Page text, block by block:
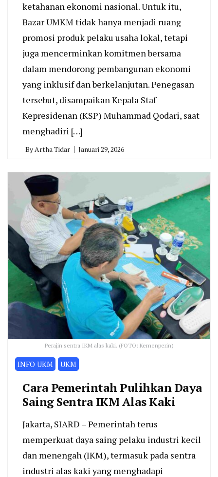
ketahanan ekonomi nasional. Untuk itu,
Bazar UMKM tidak hanya menjadi ruang
promosi produk pelaku usaha lokal, tetapi
juga mencerminkan komitmen bersama
dalam mendorong pembangunan ekonomi
yang inklusif dan berkelanjutan. Penegasan
tersebut, disampaikan Kepala Staf
Kepresidenan (KSP) Muhammad Qodari, saat
menghadiri […]
ByArtha Tidar Januari 29, 2026
Perajin sentra IKM alas kaki. (FOTO: Kemenperin)
INFO UKM UKM
Cara Pemerintah Pulihkan Daya
Saing Sentra IKM Alas Kaki
Jakarta, SIARD – Pemerintah terus
memperkuat daya saing pelaku industri kecil
dan menengah (IKM), termasuk pada sentra
industri alas kaki yang menghadapi